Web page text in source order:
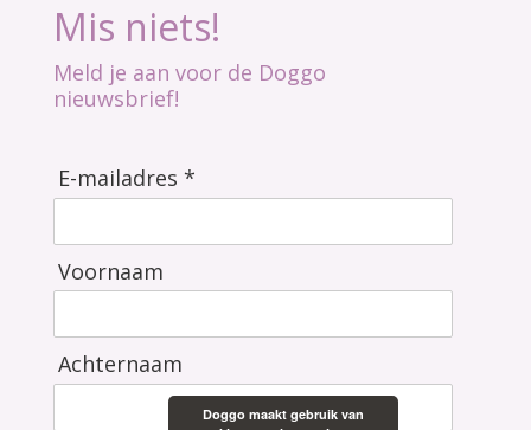
Mis niets!
Meld je aan voor de Doggo
nieuwsbrief!
E-mailadres *
Voornaam
Achternaam
Doggo maakt gebruik van